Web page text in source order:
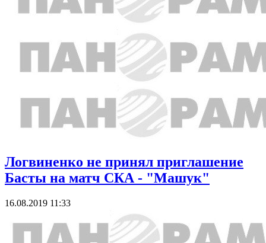
Логвиненко не принял приглашение
Басты на матч СКА - "Машук"
16.08.2019 11:33